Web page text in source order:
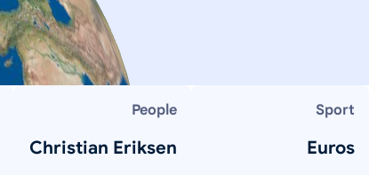
Sport
Euros
People
Christian Eriksen